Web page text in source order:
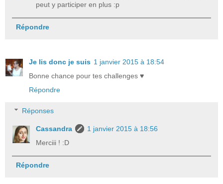
peut y participer en plus :p
Répondre
Je lis donc je suis 1 janvier 2015 à 18:54
Bonne chance pour tes challenges ♥
Répondre
Réponses
Cassandra
1 janvier 2015 à 18:56
Merciii ! :D
Répondre